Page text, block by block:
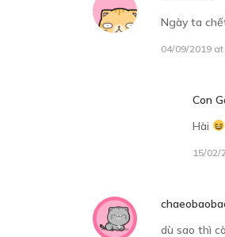
Ngày ta
04/09/2019 at
Con
Hài
15/02/
dù sao thì